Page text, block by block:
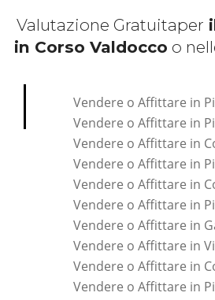
Valutazione Gratuitaper
in Corso Valdocco o
Vendere o Affittare in
Vendere o Affittare in
Vendere o Affittare in
Vendere o Affittare in
Vendere o Affittare in
Vendere o Affittare in